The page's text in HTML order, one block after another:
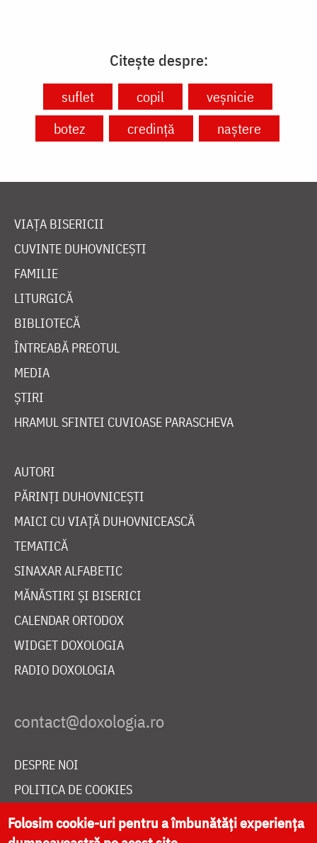
Citește despre:
suflet copil
veșnicie
botez
credință naștere
VIAȚA BISERICII
CUVINTE DUHOVNICEȘTI
FAMILIE
LITURGICĂ
BIBLIOTECĂ
ÎNTREABĂ PREOTUL
MEDIA
ȘTIRI
HRAMUL SFINTEI CUVIOASE PARASCHEVA
AUTORI
PĂRINȚI DUHOVNICEȘTI
MAICI CU VIAȚĂ DUHOVNICEASCĂ
TEMATICĂ
SINAXAR ALFABETIC
MĂNĂSTIRI ȘI BISERICI
CALENDAR ORTODOX
WIDGET DOXOLOGIA
RADIO DOXOLOGIA
DESPRE NOI
POLITICA DE COOKIES
DONEAZĂ ONLINE PENTRU CATEDRALA NAȚIONALĂ
Folosim cookie-uri pentru a îmbunătăți experiența